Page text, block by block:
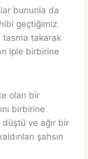
bununla da
geçtiğimiz
tasma takarak
iple birbirine
olan bir
birbirine
ve ağır bir
şahsın